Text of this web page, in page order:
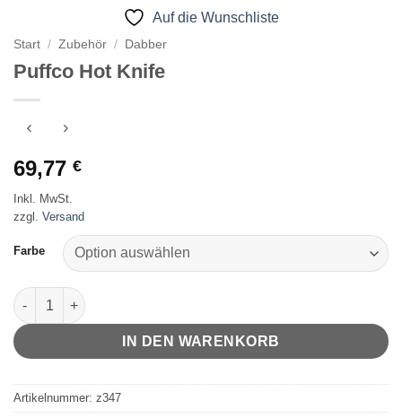
Auf die Wunschliste
Start / Zubehör / Dabber
Puffco Hot Knife
69,77 €
Inkl. MwSt.
zzgl. Versand
Farbe
Puffco Hot Knife Menge
IN DEN WARENKORB
Artikelnummer: z347